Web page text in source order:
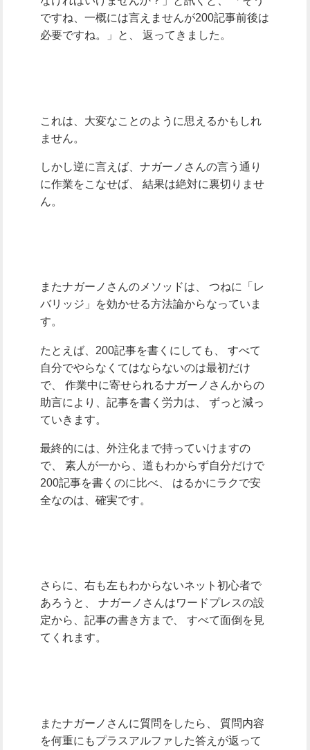
ですね、一概には言えませんが200記事前後は
必要ですね。」と、
返ってきました。
これは、大変なことのように思えるかもしれ
ません。
しかし逆に言えば、ナガーノさんの言う通り
に作業をこなせば、
結果は絶対に裏切りませ
ん。
またナガーノさんのメソッドは、
つねに「レ
バリッジ」を効かせる方法論からなっていま
す。
たとえば、200記事を書くにしても、
すべて
自分でやらなくてはならないのは最初だけ
で、
作業中に寄せられるナガーノさんからの
助言により、記事を書く労力は、
ずっと減っ
ていきます。
最終的には、外注化まで持っていけますの
で、
素人が一から、道もわからず自分だけで
200記事を書くのに比べ、
はるかにラクで安
全なのは、確実です。
さらに、右も左もわからないネット初心者で
あろうと、
ナガーノさんはワードプレスの設
定から、記事の書き方まで、
すべて面倒を見
てくれます。
またナガーノさんに質問をしたら、
質問内容
を何重にもプラスアルファした答えが返って